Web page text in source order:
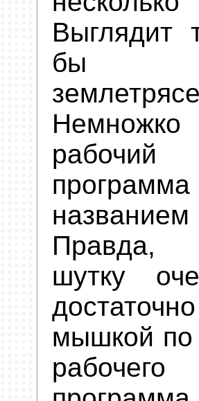
Выглядит
бы
Правда,
шутку
мышкой